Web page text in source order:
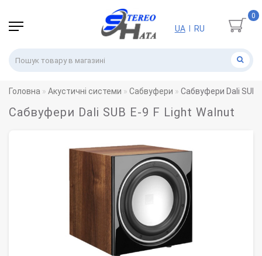
0
UA RU
Головна Акустичні системи Сабвуфери Сабвуфери Dali SUB
Сабвуфери Dali SUB E-9 F Light Walnut